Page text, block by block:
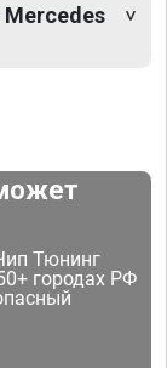
Тюнинг
городах РФ